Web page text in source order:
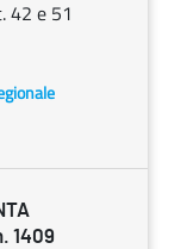
42 e 51
1409